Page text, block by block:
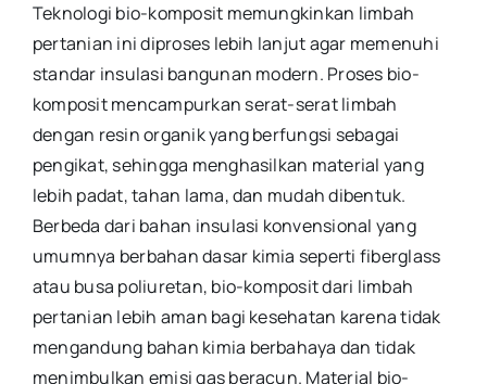
Teknologi bio-komposit memungkinkan limbah
pertanian ini diproses lebih lanjut agar memenuhi
standar insulasi bangunan modern. Proses bio-
komposit mencampurkan serat-serat limbah
dengan resin organik yang berfungsi sebagai
pengikat, sehingga menghasilkan material yang
lebih padat, tahan lama, dan mudah dibentuk.
Berbeda dari bahan insulasi konvensional yang
umumnya berbahan dasar kimia seperti fiberglass
atau busa poliuretan, bio-komposit dari limbah
pertanian lebih aman bagi kesehatan karena tidak
mengandung bahan kimia berbahaya dan tidak
menimbulkan emisi gas beracun. Material bio-